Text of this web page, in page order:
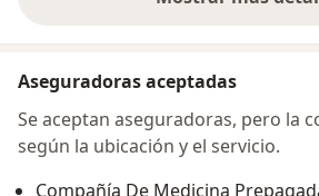
sobre la
Aseguradoras aceptadas
Se aceptan aseguradoras, pero la
según la ubicación y el servicio.
Compañía De Medicina